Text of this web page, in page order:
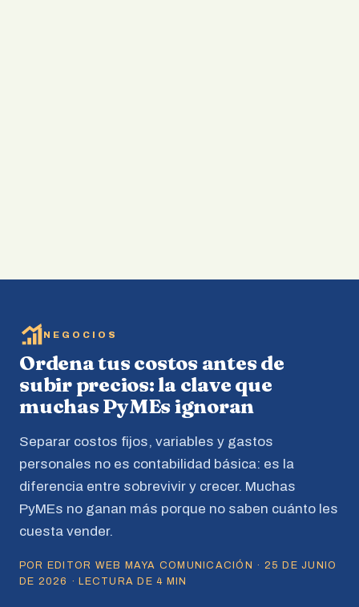
NEGOCIOS
Ordena tus costos antes de
subir precios: la clave que
muchas PyMEs ignoran
Separar costos fijos, variables y gastos
personales no es contabilidad básica: es la
diferencia entre sobrevivir y crecer. Muchas
PyMEs no ganan más porque no saben cuánto les
cuesta vender.
POR EDITOR WEB MAYA COMUNICACIÓN · 25 DE JUNIO
DE 2026 · LECTURA DE 4 MIN